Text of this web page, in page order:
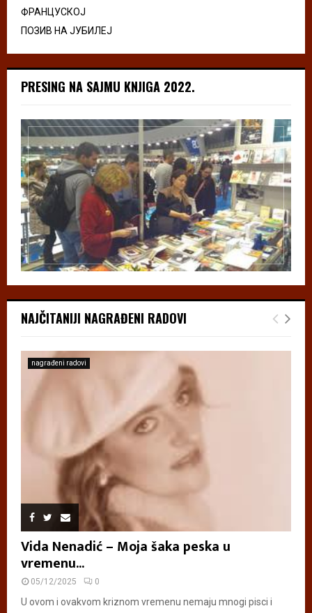
ФРАНЦУСКОЈ
ПОЗИВ НА ЈУБИЛЕЈ
PRESING NA SAJMU KNJIGA 2022.
NAJČITANIJI NAGRAĐENI RADOVI
nagrađeni radovi
Vida Nenadić – Moja šaka peska u
vremenu...
05/12/2025 0
U ovom i ovakvom kriznom vremenu nemaju mnogi pisci i